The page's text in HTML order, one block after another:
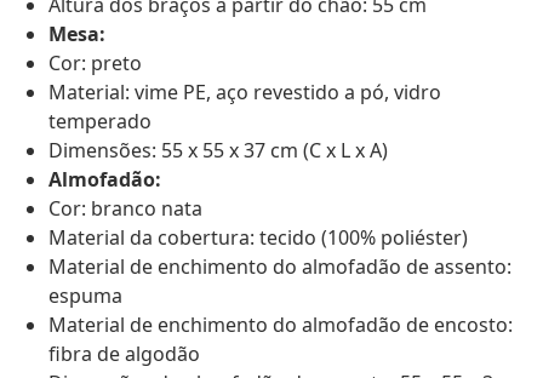
Mesa:
Cor: preto
Material: vime PE, aço revestido a pó, vidro
temperado
Dimensões: 55 x 55 x 37 cm (C x L x A)
Almofadão:
Cor: branco nata
Material da cobertura: tecido (100% poliéster)
Material de enchimento do almofadão de assento:
espuma
Material de enchimento do almofadão de encosto:
fibra de algodão